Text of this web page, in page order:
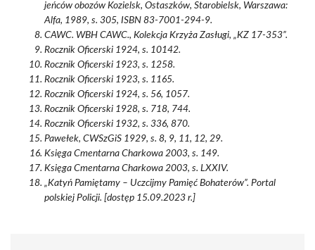
jeńców obozów Kozielsk, Ostaszków, Starobielsk, Warszawa:
Alfa, 1989, s. 305, ISBN 83-7001-294-9.
CAWC. WBH CAWC., Kolekcja Krzyża Zasługi, „KZ 17-353”.
Rocznik Oficerski 1924, s. 10142.
Rocznik Oficerski 1923, s. 1258.
Rocznik Oficerski 1923, s. 1165.
Rocznik Oficerski 1924, s. 56, 1057.
Rocznik Oficerski 1928, s. 718, 744.
Rocznik Oficerski 1932, s. 336, 870.
Pawełek, CWSzGiS 1929, s. 8, 9, 11, 12, 29.
Księga Cmentarna Charkowa 2003, s. 149.
Księga Cmentarna Charkowa 2003, s. LXXIV.
„Katyń Pamiętamy – Uczcijmy Pamięć Bohaterów”. Portal
polskiej Policji. [dostęp 15.09.2023 r.]